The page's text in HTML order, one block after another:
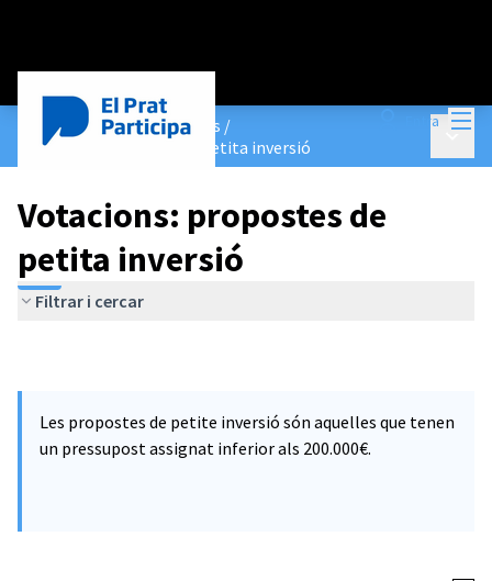
Entra
Pressupostos Participatius /
Votacions: propostes de petita inversió
Votacions: propostes de
petita inversió
Filtrar i cercar
Les propostes de petite inversió són aquelles que tenen
un pressupost assignat inferior als 200.000€.